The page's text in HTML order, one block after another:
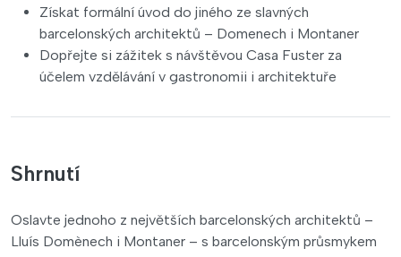
Získat formální úvod do jiného ze slavných
barcelonských architektů – Domenech i Montaner
Dopřejte si zážitek s návštěvou Casa Fuster za
účelem vzdělávání v gastronomii i architektuře
Shrnutí
Oslavte jednoho z největších barcelonských architektů –
Lluís Domènech i Montaner – s barcelonským průsmykem